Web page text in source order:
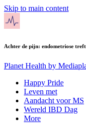
Skip to main content
Achter de pijn: endometriose
Planet Health by
Happy Pride
Leven met
Aandacht voor MS
Wereld IBD Dag
More